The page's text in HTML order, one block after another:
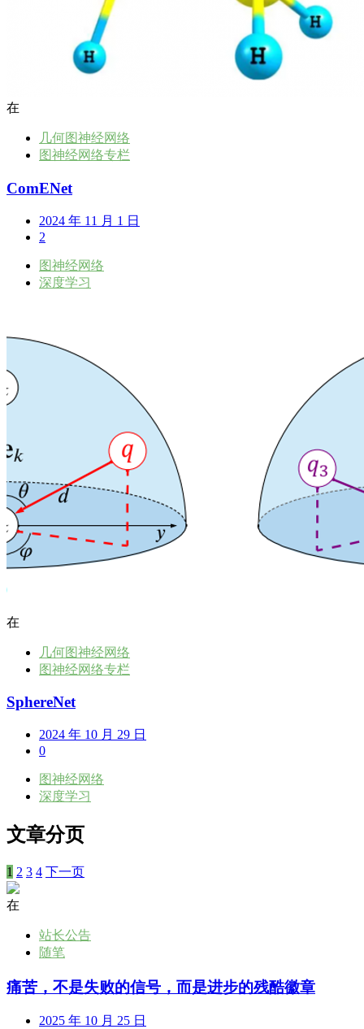
在
几何图神经网络
图神经网络专栏
ComENet
2024 年 11 月 1 日
2
图神经网络
深度学习
在
几何图神经网络
图神经网络专栏
SphereNet
2024 年 10 月 29 日
0
图神经网络
深度学习
文章分页
1 2 3 4 下一页
在
站长公告
随笔
痛苦，不是失败的信号，而是进步的残酷徽章
2025 年 10 月 25 日